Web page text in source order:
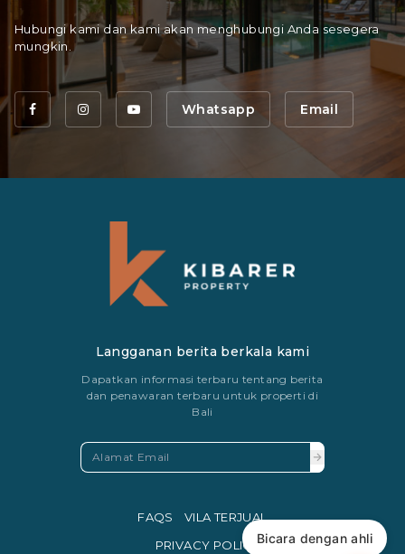
Hubungi kami dan kami akan menghubungi Anda sesegera
mungkin.
Whatsapp Email
Langganan berita berkala kami
Dapatkan informasi terbaru tentang berita
dan penawaran terbaru untuk properti di
Bali
FAQS
VILA TERJUAL
PRIVACY POLICYBicara dengan ahli